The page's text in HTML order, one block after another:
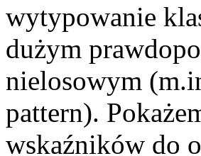
wytypowanie
dużym
nielosowym
pattern).
wskaźników do